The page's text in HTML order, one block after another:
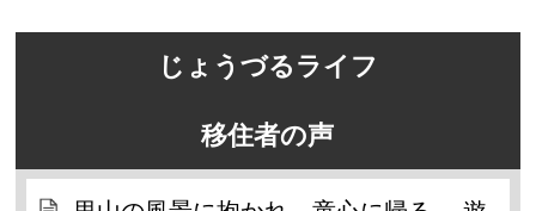
じょうづるライフ
移住者の声